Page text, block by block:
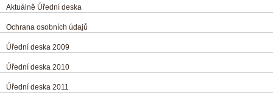
Aktuálně Úřední deska
Ochrana osobních údajů
Úřední deska 2009
Úřední deska 2010
Úřední deska 2011